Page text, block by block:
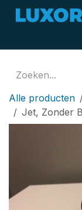
Overslaan naar
Alle producten
Jet, Zonder